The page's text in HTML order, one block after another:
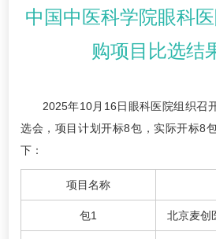
中国中医科学院眼科
购项目比选结
2025年10月16日眼科医院组织召
选会，项目计划开标8包，实际开标8
下：
项目名称
包1 北京麦创